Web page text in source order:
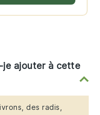
je ajouter à cette
des radis,